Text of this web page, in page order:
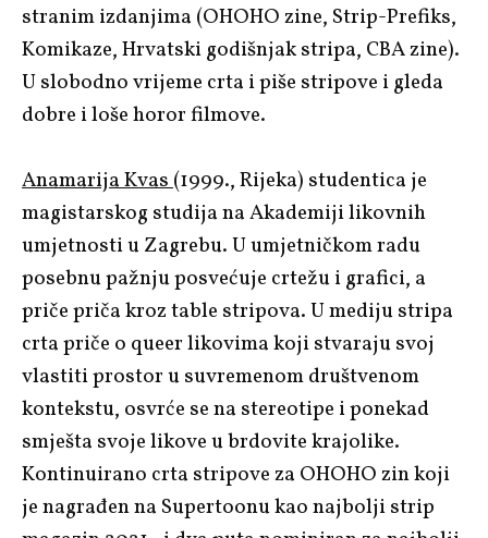
stranim izdanjima (OHOHO zine, Strip-Prefiks,
Komikaze, Hrvatski godišnjak stripa, CBA zine).
U slobodno vrijeme crta i piše stripove i gleda
dobre i loše horor filmove.
Anamarija Kvas(1999., Rijeka) studentica je
magistarskog studija na Akademiji likovnih
umjetnosti u Zagrebu. U umjetničkom radu
posebnu pažnju posvećuje crtežu i grafici, a
priče priča kroz table stripova. U mediju stripa
crta priče o queer likovima koji stvaraju svoj
vlastiti prostor u suvremenom društvenom
kontekstu, osvrće se na stereotipe i ponekad
smješta svoje likove u brdovite krajolike.
Kontinuirano crta stripove za OHOHO zin koji
je nagrađen na Supertoonu kao najbolji strip